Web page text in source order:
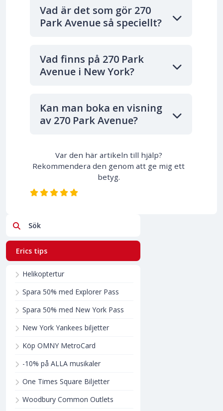
Vad är det som gör 270
Park Avenue så speciellt?
Vad finns på 270 Park
Avenue i New York?
Kan man boka en visning
av 270 Park Avenue?
Var den här artikeln till hjälp?
Rekommendera den genom att ge mig ett
betyg.
Sök
Erics tips
Helikoptertur
Spara 50% med Explorer Pass
Spara 50% med New York Pass
New York Yankees biljetter
Köp OMNY MetroCard
-10% på ALLA musikaler
One Times Square Biljetter
Woodbury Common Outlets